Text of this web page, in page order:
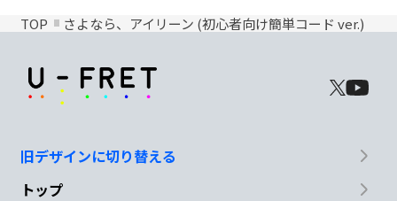
TOP さよなら、アイリーン (初心者向け簡単コード ver.)
旧デザインに切り替える
トップ